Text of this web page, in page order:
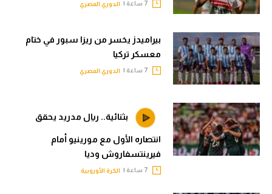
الدوري المصري
بيراميدز يخسر من ريزا سبور في ختام
معسكر تركيا
الدوري المصري
بثنائية.. ريال مدريد يحقق
انتصاره الأول مع مورينيو أمام
فيرينتسفاروش وديا
الكرة الأوروبية